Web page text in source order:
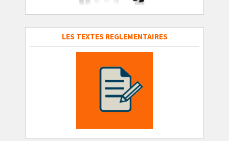
LES TEXTES REGLEMENTAIRES